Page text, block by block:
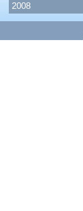
2008